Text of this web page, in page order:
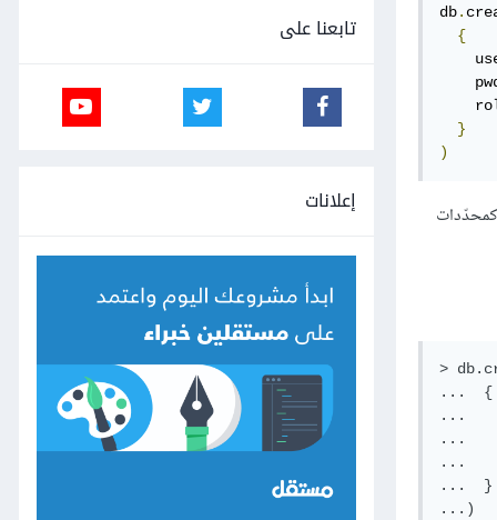
db.
{
}
)
سينشئ هذا الأمر إدخالًا للمستخدم sammy في قاعدة بيانات المشرف admin. وسيعمل اسم المستخدم الذي تحدده وقاعدة بيانات المشرف admin كمحدّدات
>
...  {
...
...
...
...  }
...)
تابعنا على
إعلانات